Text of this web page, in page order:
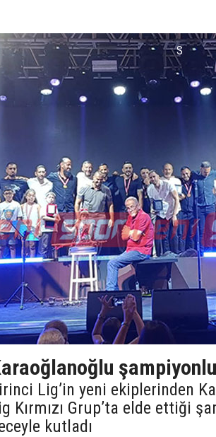
Lig’in yeni ekiplerinden
Kırmızı Grup’ta elde ettiği
kutladı
S